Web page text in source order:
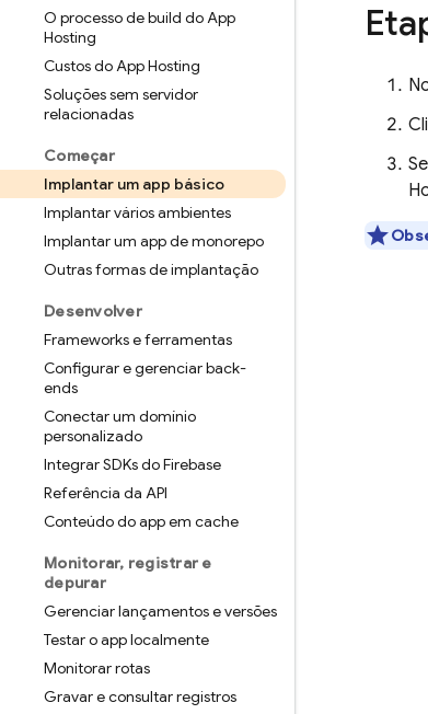
O processo de build do App
Hosting
Custos do App Hosting
Soluções sem servidor
relacionadas
Começar
Implantar um app básico
Implantar vários ambientes
Implantar um app de monorepo
Outras formas de implantação
Desenvolver
Frameworks e ferramentas
Configurar e gerenciar back-
ends
Conectar um domínio
personalizado
Integrar SDKs do Firebase
Referência da API
Conteúdo do app em cache
Monitorar, registrar e
depurar
Gerenciar lançamentos e versões
Testar o app localmente
Monitorar rotas
Gravar e consultar registros